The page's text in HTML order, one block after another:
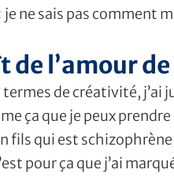
ne sais pas comment
de l’amour
de créativité, j’ai
ça que je peux
fils qui est
pour ça que j’ai